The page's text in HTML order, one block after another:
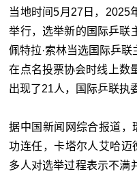
当地时间5月27日，2025
举行，选举新的国际乒联
佩特拉·索林当选国际乒联
在点名投票协会时线上数
出现了21人，国际乒联执
据中国新闻网综合报道，
功连任，卡塔尔人艾哈迈
多人对选举过程表示不满